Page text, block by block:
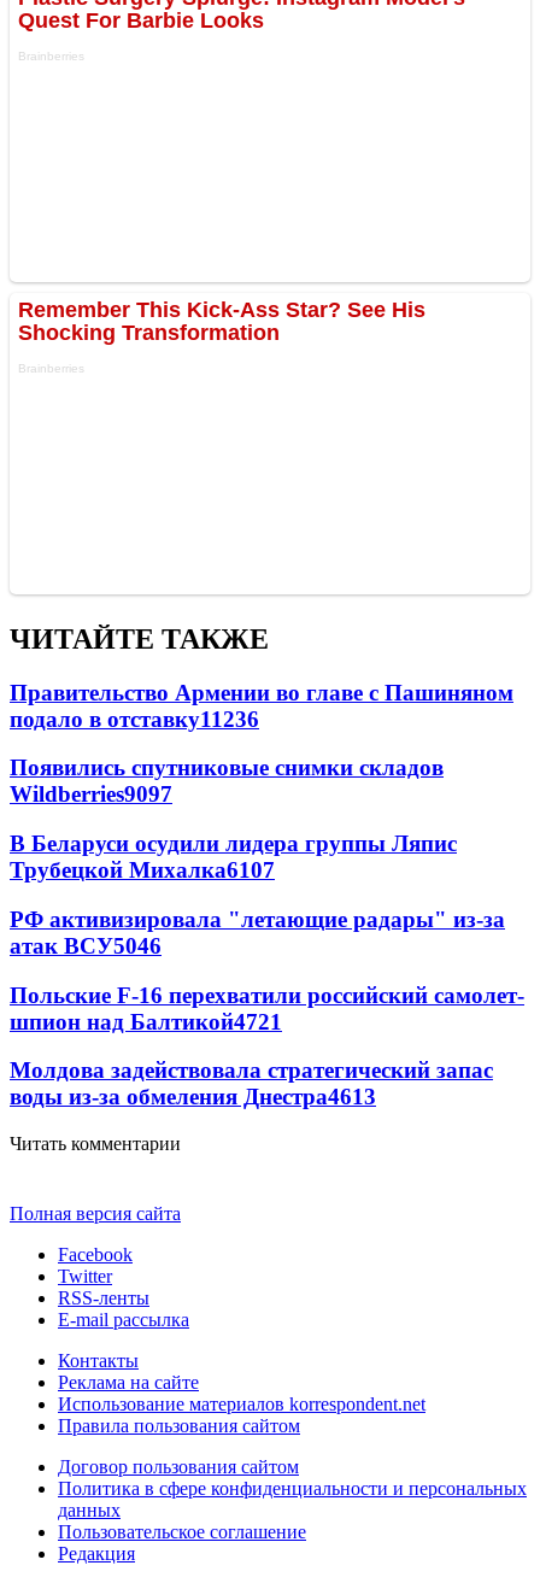
ЧИТАЙТЕ ТАКЖЕ
Правительство Армении во главе с Пашиняном
подало в отставку11236
Появились спутниковые снимки складов
Wildberries9097
В Беларуси осудили лидера группы Ляпис
Трубецкой Михалка6107
РФ активизировала "летающие радары" из-за
атак ВСУ5046
Польские F-16 перехватили российский самолет-
шпион над Балтикой4721
Молдова задействовала стратегический запас
воды из-за обмеления Днестра4613
Читать комментарии
Полная версия сайта
Facebook
Twitter
RSS-ленты
E-mail рассылка
Контакты
Реклама на сайте
Использование материалов korrespondent.net
Правила пользования сайтом
Договор пользования сайтом
Политика в сфере конфиденциальности и персональных
данных
Пользовательское соглашение
Редакция